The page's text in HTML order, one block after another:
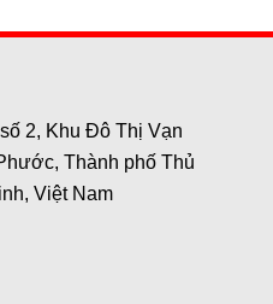
2, Khu Đô Thị Vạn
Thành phố Thủ
Việt Nam